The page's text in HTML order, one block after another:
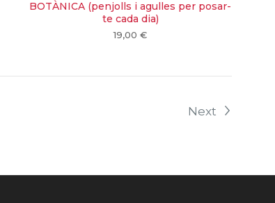
BOTÀNICA (penjolls i agulles per posar-
te cada dia)
19,00€
Next